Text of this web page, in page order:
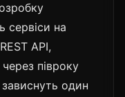
сервіси на
API,
півроку
один